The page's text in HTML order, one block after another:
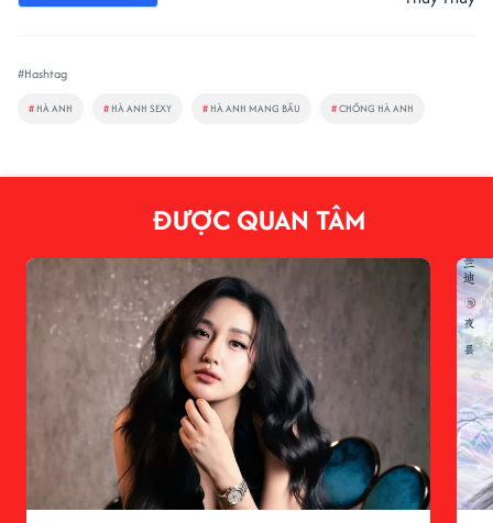
#Hashtag
# HÀ ANH # HÀ ANH SEXY # HÀ ANH MANG BẦU #CHỒNG HÀ ANH
ĐƯỢC QUAN TÂM